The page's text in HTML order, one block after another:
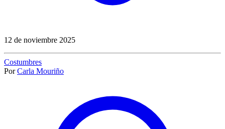
12 de noviembre 2025
Costumbres
Por Carla Mouriño